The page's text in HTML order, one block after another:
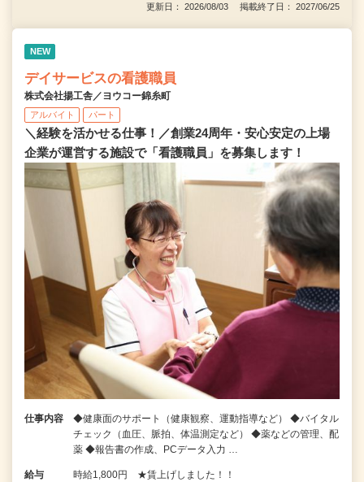
更新日： 2026/08/03 掲載終了日： 2027/06/25
NEW
デイサービスの看護職員
株式会社揚工舎／ヨウコー錦糸町
アルバイト パート
＼経験を活かせる仕事！／創業24周年・安心安定の上場
企業が運営する施設で「看護職員」を募集します！
仕事内容
◆健康面のサポート（健康観察、運動指導など） ◆バイタル
チェック（血圧、脈拍、体温測定など） ◆薬などの管理、配
薬 ◆報告書の作成、PCデータ入力 …
給与 時給1,800円 ★賃上げしました！！